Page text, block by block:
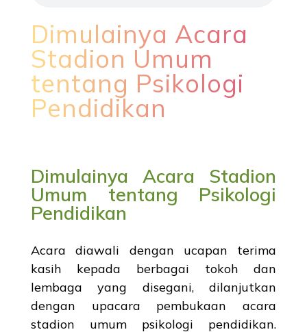
Dimulainya Acara
Stadion Umum
tentang Psikologi
Pendidikan
Dimulainya Acara Stadion
Umum tentang Psikologi
Pendidikan
Acara diawali dengan ucapan terima
kasih kepada berbagai tokoh dan
lembaga yang disegani, dilanjutkan
dengan upacara pembukaan acara
stadion umum psikologi pendidikan.